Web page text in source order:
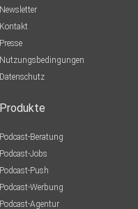
Newsletter
Kontakt
Presse
Nutzungsbedingungen
Datenschutz
Produkte
Podcast-Beratung
Podcast-Jobs
Podcast-Push
Podcast-Werbung
Podcast-Agentur